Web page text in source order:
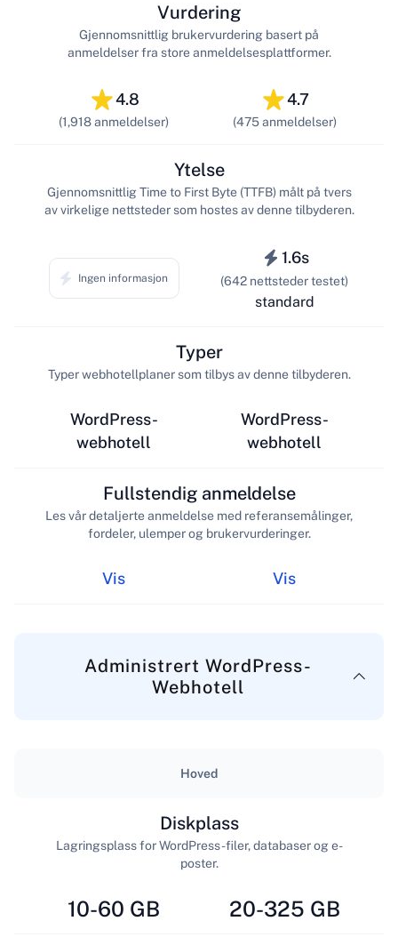
4.8
(1,918 anmeldelser)
Vurdering
Gjennomsnittlig brukervurdering basert på
anmeldelser fra store anmeldelsesplattformer.
4.7
(475 anmeldelser)
Ingen informasjon
Ytelse
Gjennomsnittlig Time to First Byte (TTFB) målt på tvers
av virkelige nettsteder som hostes av denne tilbyderen.
1.6s
(642 nettsteder testet)
standard
WordPress-
webhotell
Typer
Typer webhotellplaner som tilbys av denne tilbyderen.
WordPress-
webhotell
Vis
Fullstendig anmeldelse
Les vår detaljerte anmeldelse med referansemålinger,
fordeler, ulemper og brukervurderinger.
Vis
Administrert WordPress-
Webhotell
Hoved
10-60 GB
Diskplass
Lagringsplass for WordPress-filer, databaser og e-
poster.
20-325 GB